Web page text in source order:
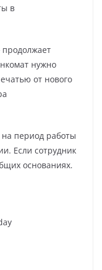
в
продолжает
нужно
от нового
на период работы
Если сотрудник
основаниях.